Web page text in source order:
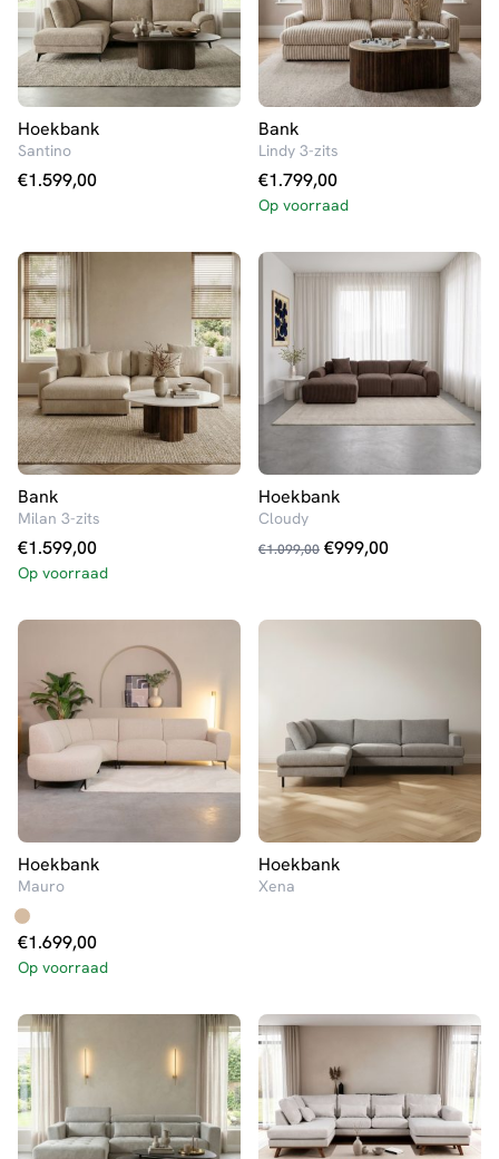
Hoekbank
Santino
€1.599,00
Bank
Lindy 3-zits
€1.799,00
Op voorraad
Bank
Milan 3-zits
€1.599,00
Op voorraad
Hoekbank
Cloudy
€1.099,00
Oorspronkelijke
€1.099,00.
€999,00
Huidige
€999,00.
Hoekbank
Mauro
€1.699,00
Op voorraad
Hoekbank
Xena